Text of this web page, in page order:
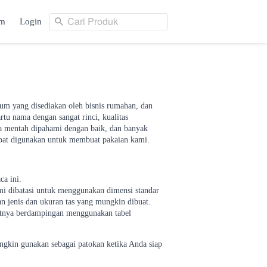
Cari Produk
Login Cari Produk
yang disediakan oleh bisnis rumahan, dan
nama dengan sangat rinci, kualitas
dipahami dengan baik, dan banyak
digunakan untuk membuat pakaian kami.
ini.
dibatasi untuk menggunakan dimensi standar
jenis dan ukuran tas yang mungkin dibuat.
berdampingan menggunakan tabel
gunakan sebagai patokan ketika Anda siap